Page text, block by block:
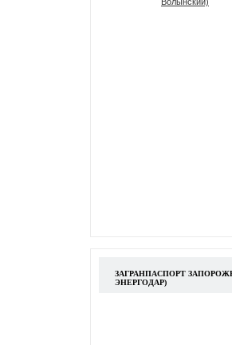
ЗАГРАНПАСПОРТ
ЭНЕРГОДАР)